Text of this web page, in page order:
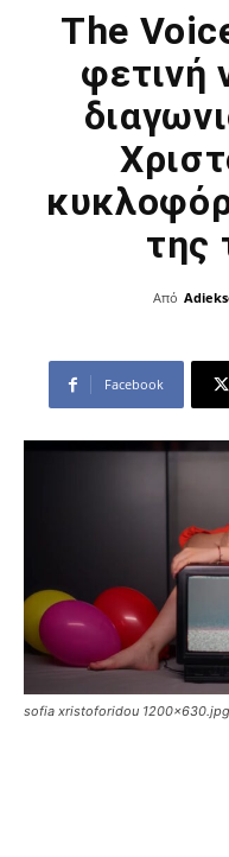
The
φετινή
της
Από
Facebook
sofia xristoforidou 1200x630.jpg